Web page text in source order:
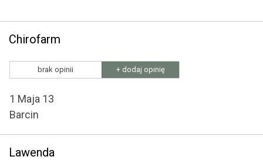
Chirofarm
brak opinii + dodaj opinię
1 Maja 13
Barcin
Lawenda